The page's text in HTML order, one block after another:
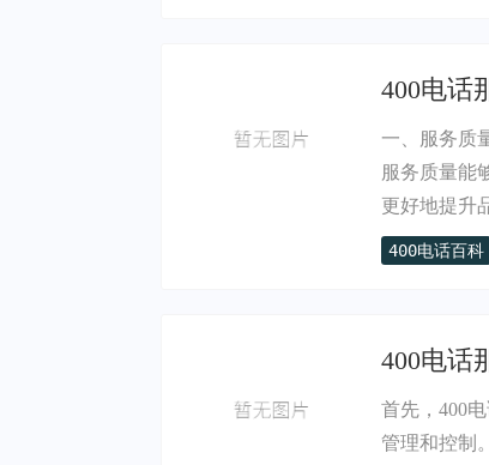
400电话
一、服务质
服务质量能
更好地提升
400电话百科
400电话
首先，400
管理和控制